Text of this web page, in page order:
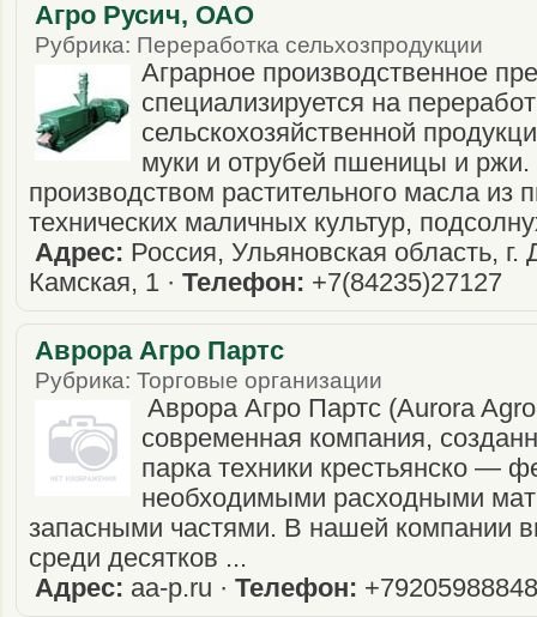
Агро Русич, ОАО
Рубрика: Переработка сельхозпродукции
Аграрное производственное
специализируется на
сельскохозяйственной
муки и отрубей пшеницы и ржи.
производством растительного масла из
технических маличных культур,
Адрес: Россия, Ульяновская область, г.
Камская, 1 · Телефон: +7(84235)27127
Аврора Агро Партс
Рубрика: Торговые организации
Аврора Агро Партс (Aurora
современная компания,
парка техники крестьянско —
необходимыми расходными
запасными частями. В нашей компании
среди десятков ...
Адрес: aa-p.ru ·Телефон: